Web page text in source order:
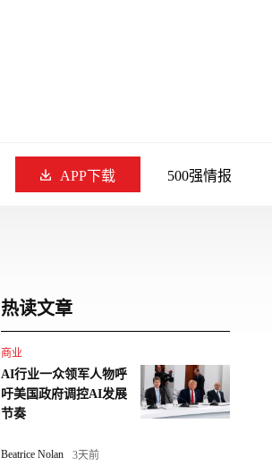
APP下载 500强情报
热读文章
商业
AI行业一众领军人物呼
吁美国政府调控AI发展
节奏
Beatrice Nolan 3天前